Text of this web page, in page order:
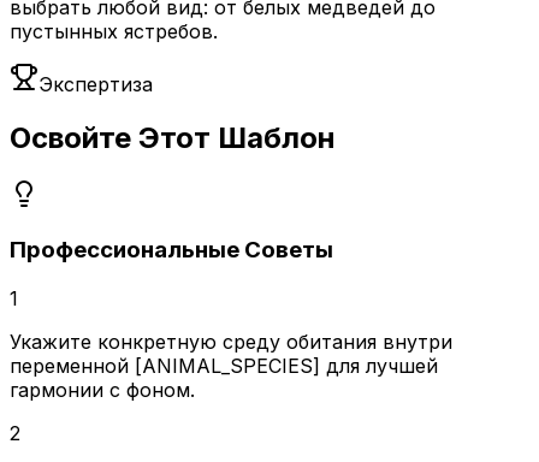
выбрать любой вид: от белых медведей до
пустынных ястребов.
Экспертиза
Освойте Этот Шаблон
Профессиональные Советы
1
Укажите конкретную среду обитания внутри
переменной [ANIMAL_SPECIES] для лучшей
гармонии с фоном.
2